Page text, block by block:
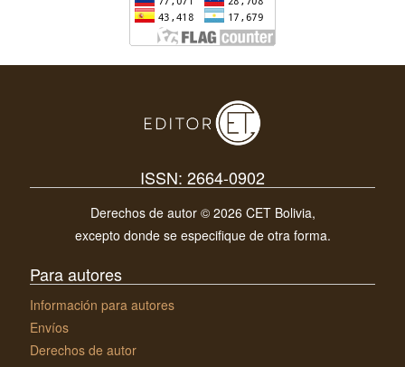
ISSN: 2664-0902
Derechos de autor © 2026 CET Bolivia,
excepto donde se especifique de otra forma.
Para autores
Información para autores
Envíos
Derechos de autor